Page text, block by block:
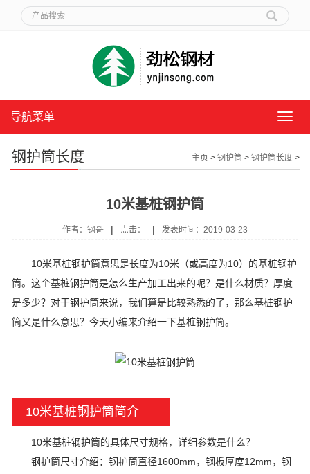
导
单
导航菜单
钢护筒长度 主页 > 钢护筒 > 钢护筒长度 >
10米基桩钢护筒
作者：钢哥 | 点击： | 发表时间：2019-03-23
10米基桩钢护筒意思是长度为10米（或高度为10）的基桩钢护
筒。这个基桩钢护筒是怎么生产加工出来的呢？是什么材质？厚度
是多少？对于钢护筒来说，我们算是比较熟悉的了，那么基桩钢护
筒又是什么意思？今天小编来介绍一下基桩钢护筒。
10米基桩钢护筒简介
10米基桩钢护筒的具体尺寸规格，详细参数是什么？
钢护筒尺寸介绍：钢护筒直径1600mm，钢板厚度12mm，钢